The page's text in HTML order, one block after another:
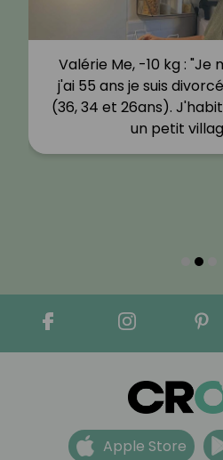
Valérie Me, -10 kg : "Je
j'ai 55 ans je suis
(36, 34 et 26ans).
un petit
Apple Store